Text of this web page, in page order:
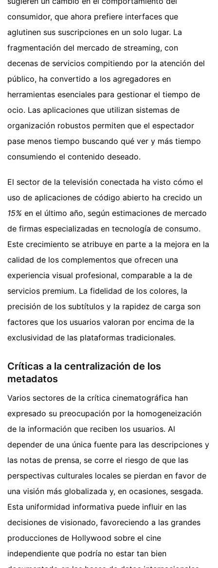
consumidor, que ahora prefiere interfaces que
aglutinen sus suscripciones en un solo lugar. La
fragmentación del mercado de streaming, con
decenas de servicios compitiendo por la atención del
público, ha convertido a los agregadores en
herramientas esenciales para gestionar el tiempo de
ocio. Las aplicaciones que utilizan sistemas de
organización robustos permiten que el espectador
pase menos tiempo buscando qué ver y más tiempo
consumiendo el contenido deseado.
El sector de la televisión conectada ha visto cómo el
uso de aplicaciones de código abierto ha crecido un
15% en el último año, según estimaciones de mercado
de firmas especializadas en tecnología de consumo.
Este crecimiento se atribuye en parte a la mejora en la
calidad de los complementos que ofrecen una
experiencia visual profesional, comparable a la de
servicios premium. La fidelidad de los colores, la
precisión de los subtítulos y la rapidez de carga son
factores que los usuarios valoran por encima de la
exclusividad de las plataformas tradicionales.
Críticas a la centralización de los
metadatos
Varios sectores de la crítica cinematográfica han
expresado su preocupación por la homogeneización
de la información que reciben los usuarios. Al
depender de una única fuente para las descripciones y
las notas de prensa, se corre el riesgo de que las
perspectivas culturales locales se pierdan en favor de
una visión más globalizada y, en ocasiones, sesgada.
Esta uniformidad informativa puede influir en las
decisiones de visionado, favoreciendo a las grandes
producciones de Hollywood sobre el cine
independiente que podría no estar tan bien